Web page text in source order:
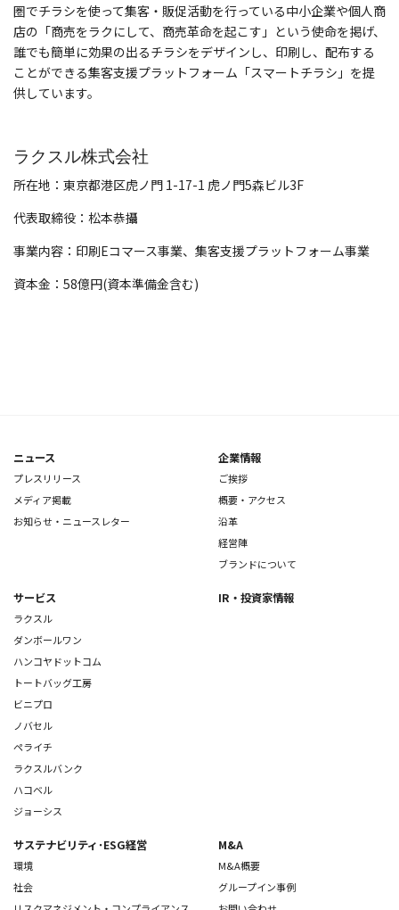
圏でチラシを使って集客・販促活動を行っている中小企業や個人商
店の「商売をラクにして、商売革命を起こす」という使命を掲げ、
誰でも簡単に効果の出るチラシをデザインし、印刷し、配布する
ことができる集客支援プラットフォーム「スマートチラシ」を提
供しています。
ラクスル株式会社
所在地：東京都港区虎ノ門 1-17-1 虎ノ門5森ビル3F
代表取締役：松本恭攝
事業内容：印刷Eコマース事業、集客支援プラットフォーム事業
資本金：58億円(資本準備金含む)
ニュース
プレスリリース
メディア掲載
お知らせ・ニュースレター
企業情報
ご挨拶
概要・アクセス
沿革
経営陣
ブランドについて
サービス
ラクスル
ダンボールワン
ハンコヤドットコム
トートバッグ工房
ビニプロ
ノバセル
ペライチ
ラクスルバンク
ハコベル
ジョーシス
IR・投資家情報
サステナビリティ･ESG経営
環境
社会
M&A
M&A概要
グループイン事例